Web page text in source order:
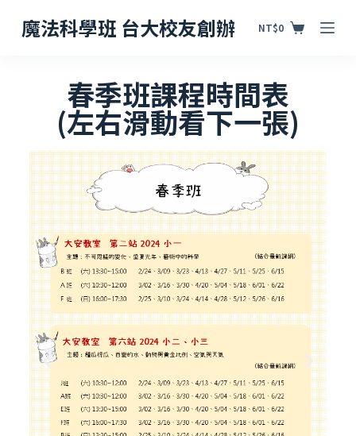
跳
至
魔法科學班 台大校友創辦 NT$0
春季班課程時間表
(左右滑動看下一張)